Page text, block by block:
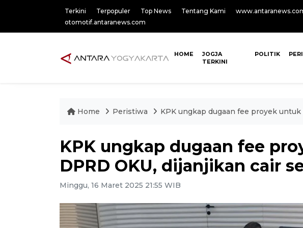
Terkini Terpopuler Top News Tentang Kami
otomotif.antaranews.com
HOME
JOGJA
TERKINI
POLITIK
Home Peristiwa KPK ungkap dugaan fee proyek
KPK ungkap dugaan fee
DPRD OKU, dijanjikan cair
Minggu, 16 Maret 2025 21:55 WIB